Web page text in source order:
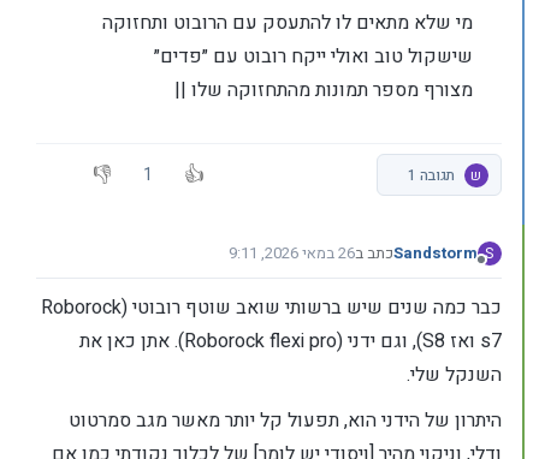
מי שלא מתאים לו להתעסק עם הרובוט ותחזוקה
שישקול טוב ואולי ייקח רובוט עם ״פדים״
מצורף מספר תמונות מהתחזוקה שלו ||
ש תגובה 1 1
S
מנותק
Sandstormכתב ב26 במאי 2026, 9:11
נערך לאחרונה על ידי Sandstorm
כבר כמה שנים שיש ברשותי שואב שוטף רובוטי (Roborock
s7 ואז S8), וגם ידני (Roborock flexi pro). אתן כאן את
השנקל שלי.
היתרון של הידני הוא, תפעול קל יותר מאשר מגב סמרטוט